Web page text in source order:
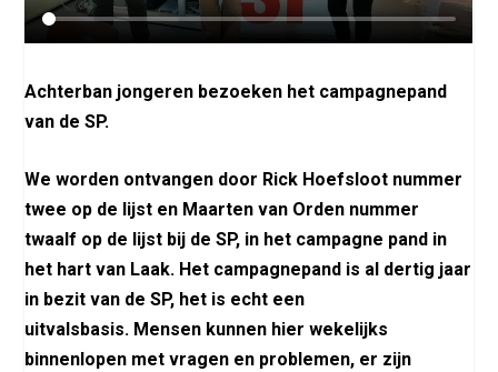
Achterban jongeren bezoeken het campagnepand
van de SP.
We worden ontvangen door Rick Hoefsloot nummer
twee op de lijst en Maarten van Orden nummer
twaalf op de lijst bij de SP, in het campagne pand in
het hart van Laak. Het campagnepand is al dertig jaar
in bezit van de SP, het is echt een
uitvalsbasis. Mensen kunnen hier wekelijks
binnenlopen met vragen en problemen, er zijn